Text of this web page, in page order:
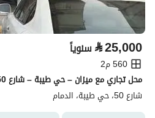
⃁25,000 سنوياً
560 م2
محل تجاري مع ميزان – حي طيبة – شارع 50
شارع 50، حي طيبة، الدمام